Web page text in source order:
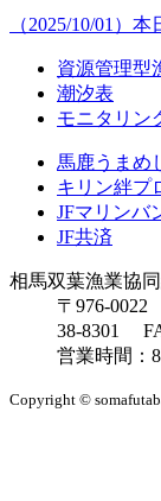
（2025/10/01）
資源管理型
潮汐表
モニタリン
馬鹿うまめ
キリン絆プ
JFマリンバ
JF共済
相馬双葉漁業協
〒976-
38-8301
営業時間：
Copyright ©